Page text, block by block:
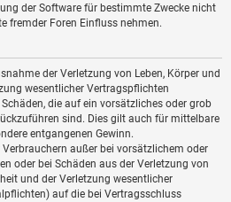
der Software für bestimmte Zwecke nicht
fremder Foren Einfluss nehmen.
der Verletzung von Leben, Körper und
wesentlicher Vertragspflichten
die auf ein vorsätzliches oder grob
sind. Dies gilt auch für mittelbare
entgangenen Gewinn.
außer bei vorsätzlichem oder
oder bei Schäden aus der Verletzung von
und der Verletzung wesentlicher
auf die bei Vertragsschluss